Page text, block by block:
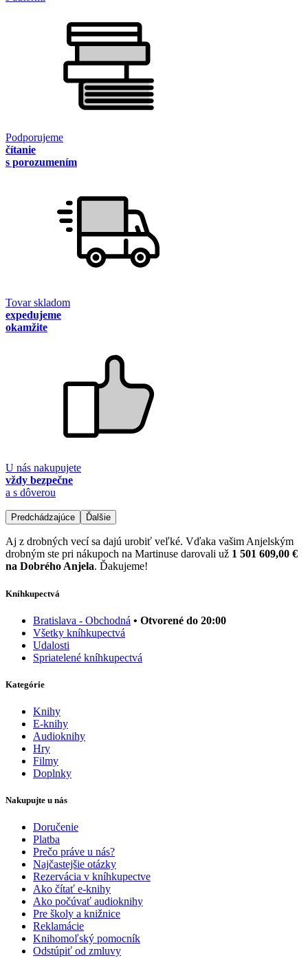
Podporujeme
čítanie
s porozumením
Tovar skladom
expedujeme
okamžite
U nás nakupujete
vždy bezpečne
a s dôverou
Predchádzajúce Ďalšie
Aj z drobných vecí sa dajú urobiť veľké. Vďaka vašim Anjelským
drobným ste pri nákupoch na Martinuse darovali už 1 501 609,00 €
na Dobrého Anjela. Ďakujeme!
Kníhkupectvá
Bratislava - Obchodná • Otvorené do 20:00
Všetky kníhkupectvá
Udalosti
Spriatelené kníhkupectvá
Kategórie
Knihy
E-knihy
Audioknihy
Hry
Filmy
Doplnky
Nakupujte u nás
Doručenie
Platba
Prečo práve u nás?
Najčastejšie otázky
Rezervácia v kníhkupectve
Ako čítať e-knihy
Ako počúvať audioknihy
Pre školy a knižnice
Reklamácie
Knihomoľský pomocník
Odstúpiť od zmluvy